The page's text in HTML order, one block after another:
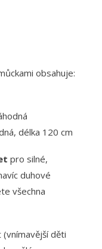
obsahuje:
délka 120 cm
pro silné,
duhové
všechna
děti